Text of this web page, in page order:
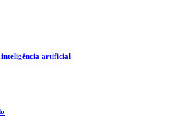
inteligência artificial